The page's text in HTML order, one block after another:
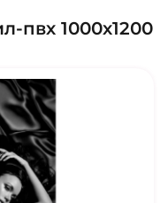
пвх 1000х1200